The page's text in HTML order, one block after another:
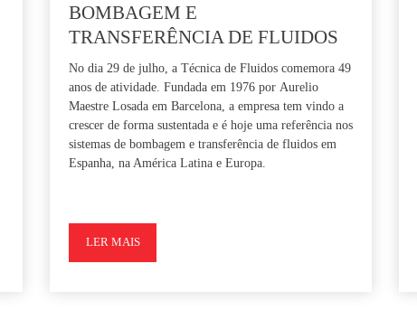
BOMBAGEM E
TRANSFERÊNCIA DE FLUIDOS
No dia 29 de julho, a Técnica de Fluidos comemora 49
anos de atividade. Fundada em 1976 por Aurelio
Maestre Losadaem Barcelona, a empresa tem vindo a
crescer de forma sustentada e é hoje uma referência nos
sistemas de bombagem e transferência de fluidos em
Espanha, na América Latina e Europa.
LER MAIS